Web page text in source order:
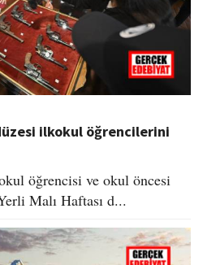
ilkokul öğrencilerini
öğrencisi ve okul öncesi
Malı Haftası d...